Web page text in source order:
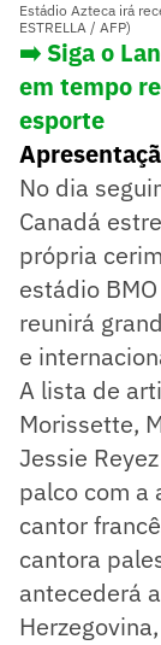
Estádio Azteca irá
ESTRELLA / AFP)
➡️ Siga o
em tempo
esporte
No dia
Canadá
própria
estádio
reunirá
e
A lista de
Morissette,
Jessie
palco com a
cantor
cantora
antecederá